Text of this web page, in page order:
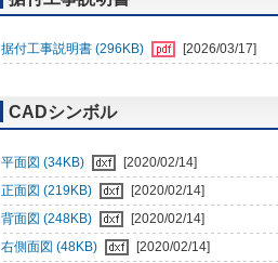
据付工事説明書 (296KB) [2026/03/17]
CADシンボル
平面図 (34KB)
[2020/02/14]
正面図 (219KB)
[2020/02/14]
背面図 (248KB)
[2020/02/14]
右側面図 (48KB)
[2020/02/14]